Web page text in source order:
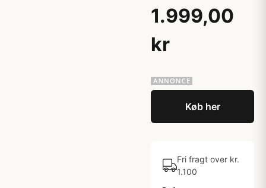
1.999,00
kr
Køb her
Fri fragt over kr.
1.100